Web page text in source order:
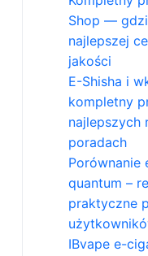
Shop —
najlepszej
jakości
E-Shisha i
kompletny
najlepszych
poradach
Porównanie
quantum –
praktyczne
IBvape e-